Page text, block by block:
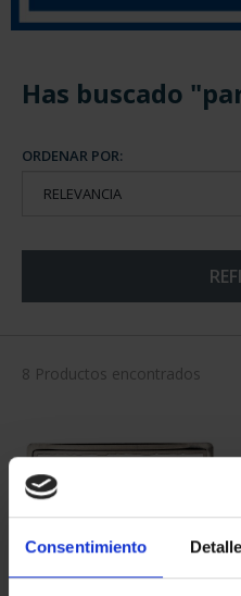
Consentimiento
Has buscado
ORDENAR POR:
8 Productos encontrados